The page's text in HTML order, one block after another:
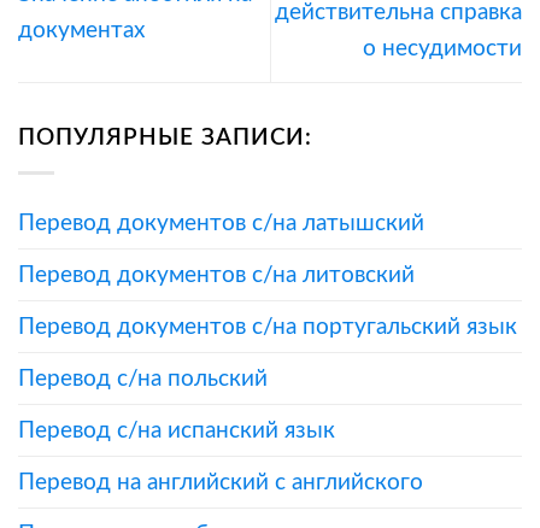
документах
действительна справка
о несудимости
ПОПУЛЯРНЫЕ ЗАПИСИ:
Перевод документов с/на латышский
Перевод документов с/на литовский
Перевод документов с/на португальский язык
Перевод с/на польский
Перевод с/на испанский язык
Перевод на английский с английского